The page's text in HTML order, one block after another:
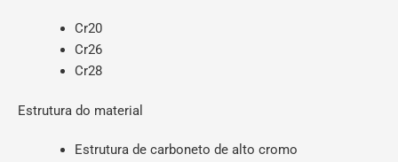
Cr20
Cr26
Cr28
Estrutura do material
Estrutura de carboneto de alto cromo